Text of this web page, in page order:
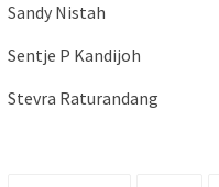
Sandy Nistah
Sentje P Kandijoh
Stevra Raturandang